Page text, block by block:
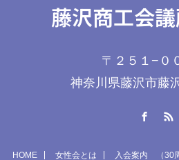
藤沢商工会
〒２５１−０
神奈川県藤沢市藤
HOME 女性会とは 入会案内 （30